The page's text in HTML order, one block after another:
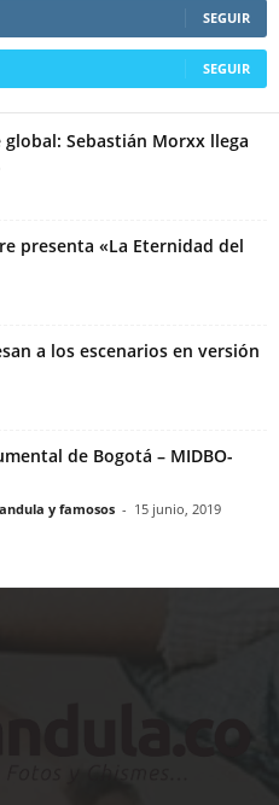
SEGUIR
SEGUIR
Sebastián Morxx llega
presenta «La Eternidad del
a los escenarios en versión
de Bogotá – MIDBO-
y famosos - 15 junio, 2019